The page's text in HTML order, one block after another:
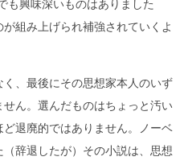
も興味深いものはありました
組み上げられ補強されていくよ
、最後にその思想家本人のいず
ん。選んだものはちょっと汚い
退廃的ではありません。ノーベ
辞退したが）その小説は、思想